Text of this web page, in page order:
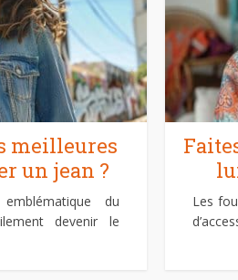
meilleures
un jean ?
du
devenir le
Les